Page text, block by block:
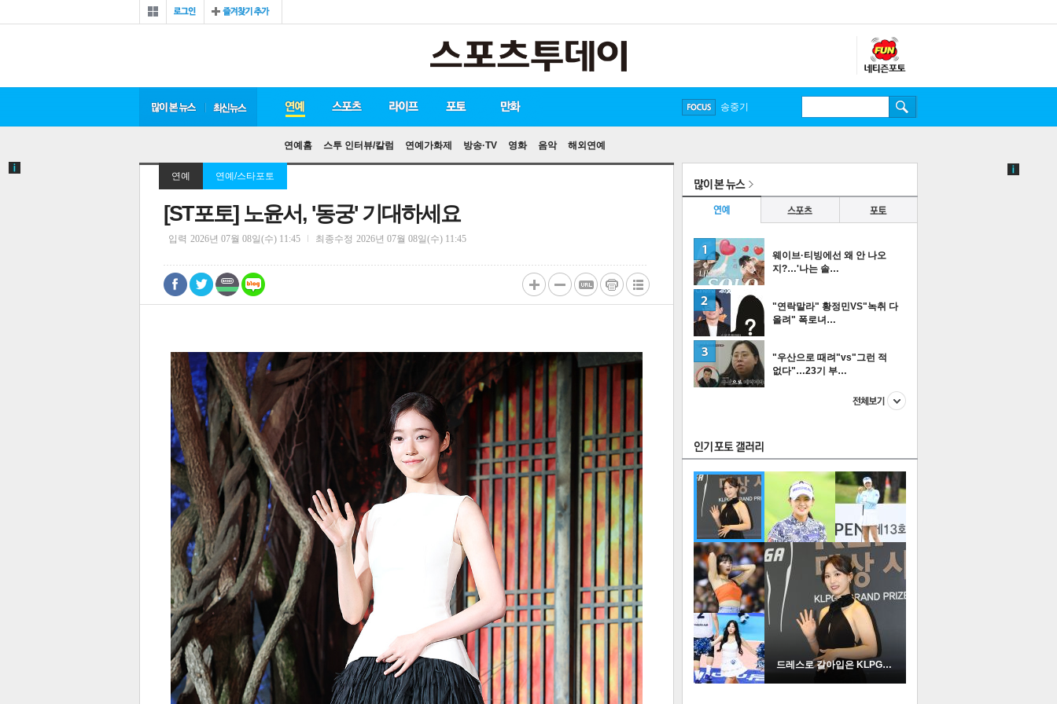
로그 즐겨찾기
많이 본 뉴스 최신 뉴스 연예
연예홈 스투 인터뷰/칼럼 연예가화제 방송·TV 영화 음악 해외연예
스포츠 라이프 포토
만화
FOCUS
송중기
연예 연예/스타포토
[ST포토] 노윤서, '동궁' 기대하세요
입력 2026년 07월 08일(수) 11:45 최종수정 2026년 07월 08일(수) 11:45
페이 트위 네이
댓글
0
텍스 텍스 url 복 인쇄
많이 본 뉴스
연예
스포츠 포토
웨이브·티빙에선 왜 안 나오
지?…'나는 솔…
2
"연락말라" 황정민VS"녹취 다
올려" 폭로녀…
"우산으로 때려"vs"그런 적
없다"…23기 부…
드레스로 갈아입은 KLPGA …